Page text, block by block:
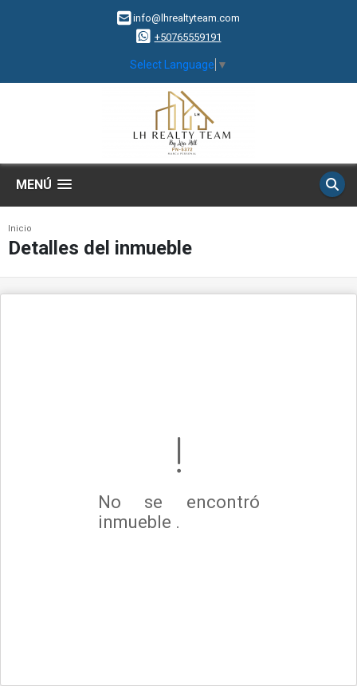
info@lhrealtyteam.com
+50765559191
Select Language ▼
MENÚ
Inicio
Detalles del inmueble
No se encontró
inmueble .